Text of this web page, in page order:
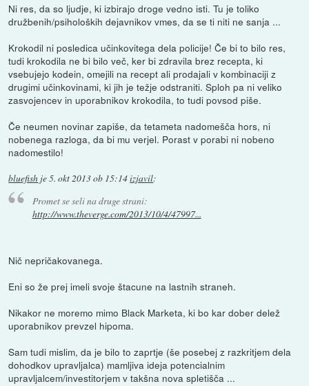
Ni res, da so ljudje, ki izbirajo droge vedno isti. Tu je toliko
družbenih/psiholoških dejavnikov vmes, da se ti niti ne sanja ...
Krokodil ni posledica učinkovitega dela policije! Če bi to bilo res,
tudi krokodila ne bi bilo več, ker bi zdravila brez recepta, ki
vsebujejo kodein, omejili na recept ali prodajali v kombinaciji z
drugimi učinkovinami, ki jih je težje odstraniti. Sploh pa ni veliko
zasvojencev in uporabnikov krokodila, to tudi povsod piše.
Če neumen novinar zapiše, da tetameta nadomešča hors, ni
nobenega razloga, da bi mu verjel. Porast v porabi ni nobeno
nadomestilo!
bluefish je5. okt 2013 ob 15:14izjavil:
Promet se seli na druge strani:
http://www.theverge.com/2013/10/4/47997...
Nič nepričakovanega.
Eni so že prej imeli svoje štacune na lastnih straneh.
Nikakor ne moremo mimo Black Marketa, ki bo kar dober delež
uporabnikov prevzel hipoma.
Sam tudi mislim, da je bilo to zaprtje (še posebej z razkritjem dela
dohodkov upravljalca) mamljiva ideja potencialnim
upravljalcem/investitorjem v takšna nova spletišča ...